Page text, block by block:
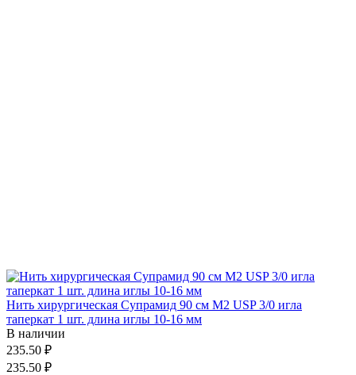
Нить хирургическая Супрамид 90 см М2 USP 3/0 игла
таперкат 1 шт. длина иглы 10-16 мм
В наличии
235.50 ₽
235.50 ₽